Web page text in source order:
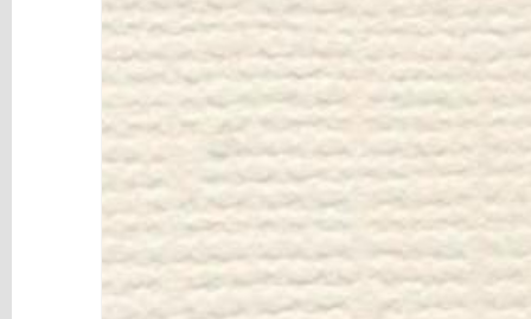
Vinilos
Novedades
Papelería
Herramientas
Liquidación
Scrapbooking